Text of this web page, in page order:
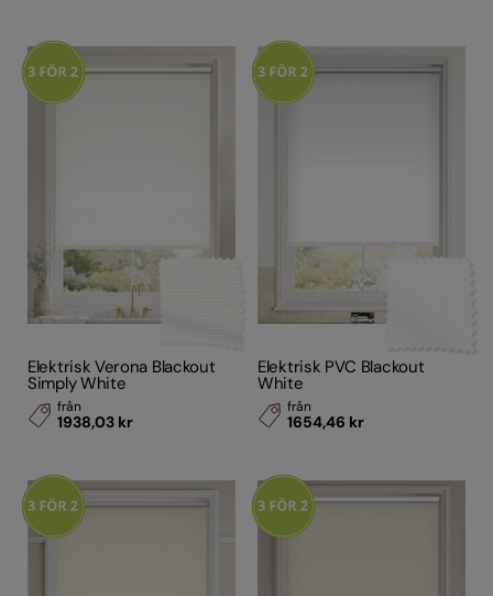
Elektrisk Verona Blackout
Simply White
från
1938,03 kr
Elektrisk PVC Blackout
White
från
1654,46 kr